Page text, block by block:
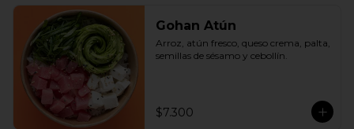
Gohan Atún
Arroz, atún fresco, queso crema, palta,
semillas de sésamo y cebollín.
$7.300